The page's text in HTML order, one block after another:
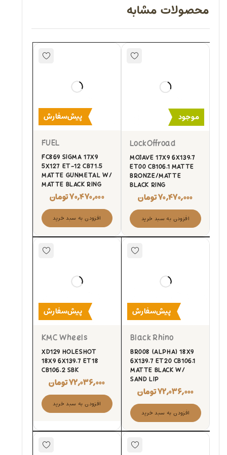
محصولات مشابه
موجود
LockOffroad
MOJAVE 17X9 6X139.7
ET00 CB106.1 MATTE
BRONZE/MATTE
BLACK RING
۷۰,۴۷۰,۰۰۰تومان
افزودن به سبد خرید
پیش‌سفارش
FUEL
FC869 SIGMA 17X9
5X127 ET-12 CB71.5
MATTE GUNMETAL W/
MATTE BLACK RING
۷۰,۴۷۰,۰۰۰تومان
افزودن به سبد خرید
پیش‌سفارش
Black Rhino
BR008 (ALPHA) 18X9
6X139.7 ET20 CB106.1
MATTE BLACK W/
SAND LIP
۷۲,۰۳۶,۰۰۰تومان
افزودن به سبد خرید
پیش‌سفارش
KMC Wheels
XD129 HOLESHOT
18X9 6X139.7 ET18
CB106.2 SBK
۷۲,۰۳۶,۰۰۰تومان
افزودن به سبد خرید